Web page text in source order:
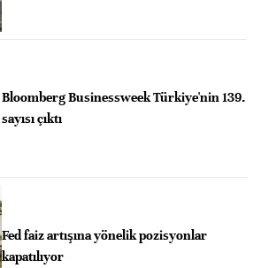
Bloomberg Businessweek Türkiye'nin 139.
sayısı çıktı
Fed faiz artışına yönelik pozisyonlar
kapatılıyor